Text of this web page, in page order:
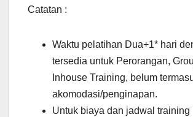
Catatan :
Waktu pelatihan Dua+1* hari
tersedia untuk Perorangan,
Inhouse Training, belum
akomodasi/penginapan.
Untuk biaya dan jadwal training